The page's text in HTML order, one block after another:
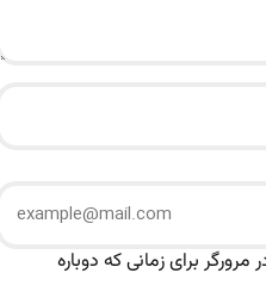
برای زمانی که دوباره